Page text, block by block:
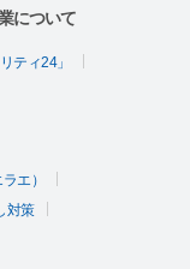
について
ティ24」
エ）
対策